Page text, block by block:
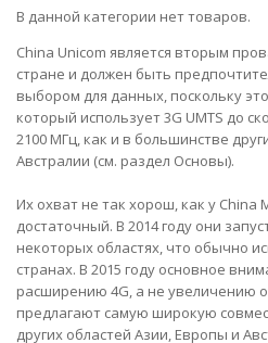
В данной категории нет товаров.
China Unicom является вторым
стране и должен быть
выбором для данных, поскольку
который использует 3G UMTS до
2100 МГц, как и в большинстве
Австралии (см. раздел Основы).
Их охват не так хорош, как у China
достаточный. В 2014 году они
некоторых областях, что обычно
странах. В 2015 году основное
расширению 4G, а не увеличению
предлагают самую широкую
других областей Азии, Европы и